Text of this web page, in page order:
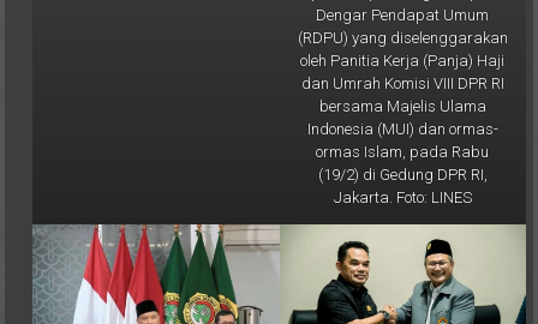
(RDPU) yang diselenggarakan
oleh Panitia Kerja (Panja) Haji
dan Umrah Komisi VIII DPR RI
bersama Majelis Ulama
Indonesia (MUI) dan ormas-
ormas Islam, pada Rabu
(19/2) di Gedung DPR RI,
Jakarta. Foto: LINES